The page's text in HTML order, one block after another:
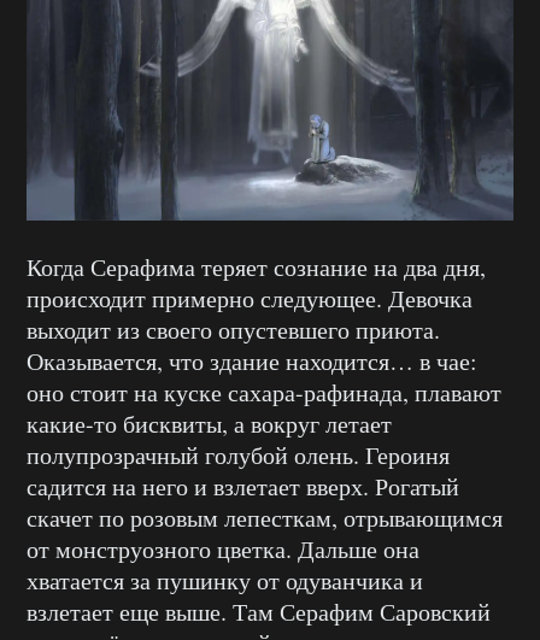
Когда Серафима теряет сознание на два дня,
происходит примерно следующее. Девочка
выходит из своего опустевшего приюта.
Оказывается, что здание находится… в чае:
оно стоит на куске сахара-рафинада, плавают
какие-то бисквиты, а вокруг летает
полупрозрачный голубой олень. Героиня
садится на него и взлетает вверх. Рогатый
скачет по розовым лепесткам, отрывающимся
от монструозного цветка. Дальше она
хватается за пушинку от одуванчика и
взлетает еще выше. Там Серафим Саровский